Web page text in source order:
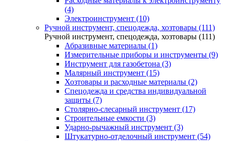
(4)
Электроинструмент (10)
Ручной инструмент, спецодежда, хозтовары (111)
Ручной инструмент, спецодежда, хозтовары (111)
Абразивные материалы (1)
Измерительные приборы и инструменты (9)
Инструмент для газобетона (3)
Малярный инструмент (15)
Хозтовары и расходные материалы (2)
Спецодежда и средства индивидуальной
защиты (7)
Столярно-слесарный инструмент (17)
Строительные емкости (3)
Ударно-рычажный инструмент (3)
Штукатурно-отделочный инструмент (54)